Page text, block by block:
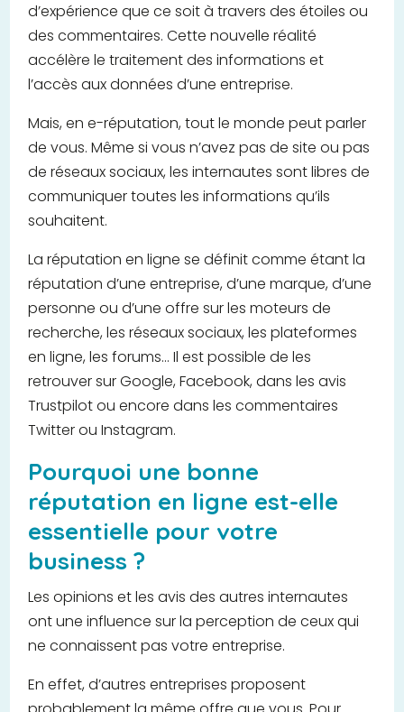
d’expérience que ce soit à travers des étoiles ou
des commentaires. Cette nouvelle réalité
accélère le traitement des informations et
l’accès aux données d’une entreprise.
Mais, en e-réputation, tout le monde peut parler
de vous. Même si vous n’avez pas de site ou pas
de réseaux sociaux, les internautes sont libres de
communiquer toutes les informations qu’ils
souhaitent.
La réputation en ligne se définit comme étant la
réputation d’une entreprise, d’une marque, d’une
personne ou d’une offre sur les moteurs de
recherche, les réseaux sociaux, les plateformes
en ligne, les forums… Il est possible de les
retrouver sur Google, Facebook, dans les avis
Trustpilot ou encore dans les commentaires
Twitter ou Instagram.
Pourquoi une bonne
réputation en ligne est-elle
essentielle pour votre
business ?
Les opinions et les avis des autres internautes
ont une influence sur la perception de ceux qui
ne connaissent pas votre entreprise.
En effet, d’autres entreprises proposent